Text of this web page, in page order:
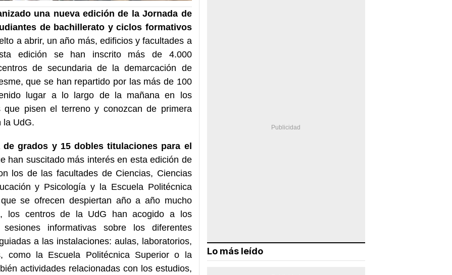
una nueva edición de la Jornada de
de bachillerato y ciclos formativos
a abrir, un año más, edificios y facultades a
edición se han inscrito más de 4.000
de secundaria de la demarcación de
que se han repartido por las más de 100
lugar a lo largo de la mañana en los
que pisen el terreno y conozcan de primera
la UdG.
de grados y 15 dobles titulaciones para el
han suscitado más interés en esta edición de
los de las facultades de Ciencias, Ciencias
y Psicología y la Escuela Politécnica
se ofrecen despiertan año a año mucho
los centros de la UdG han acogido a los
informativas sobre los diferentes
a las instalaciones: aulas, laboratorios,
como la Escuela Politécnica Superior o la
actividades relacionadas con los estudios,
Lo más leído